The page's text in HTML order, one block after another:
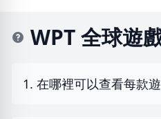
WPT 全球遊
1. 在哪裡可以查看每款